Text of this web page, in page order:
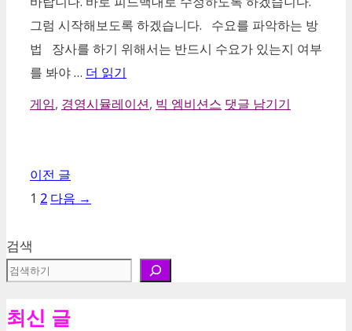
그럼 시작해보도록 하겠습니다. 수요를 파악하는 방
법 장사를 하기 위해서는 반드시 수요가 있는지 여부
를 봐야 … 더 읽기
카
리
게임, 경영시뮬레이션, 빅 엠비션스 댓글 남기기
이전 글
페
지
1 페
2 다음 →
검색
최신 글